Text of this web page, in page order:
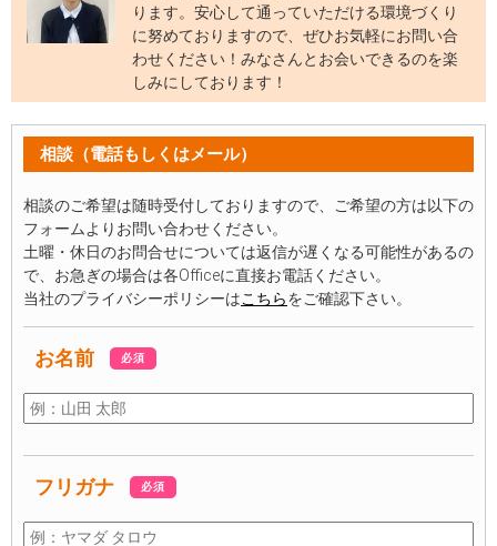
ります。安心して通っていただける環境づくり
に努めておりますので、ぜひお気軽にお問い合
わせください！みなさんとお会いできるのを楽
しみにしております！
相談（電話もしくはメール）
相談のご希望は随時受付しておりますので、ご希望の方は以下の
フォームよりお問い合わせください。
土曜・休日のお問合せについては返信が遅くなる可能性があるの
で、お急ぎの場合は各Officeに直接お電話ください。
当社のプライバシーポリシーはこちらをご確認下さい。
お名前 必須
フリガナ 必須